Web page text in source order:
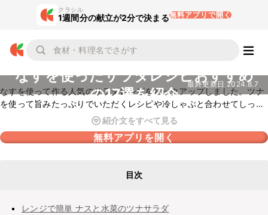
クラシル
1週間分の献立が2分で決まる無料アプリで開く
なすを使ったサラダレシピおすすめ
の17選を紹介
最終更新日 2024.8.7
なすを使って作る人気のサラダレシピをピックアップしました。ツナ
を使って旨みたっぷりでいただくレシピや冷しゃぶと合わせてしっか
りボリュームに仕上げたレシピなど、なすをおいしくいただく絶品レ
紹介文をすべて見る
無料アプリを開く
目次
レンジで簡単 ナスと水菜のツナサラダ